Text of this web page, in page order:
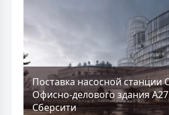
Поставка насосной станции
Офисно-делового здания
Сберсити